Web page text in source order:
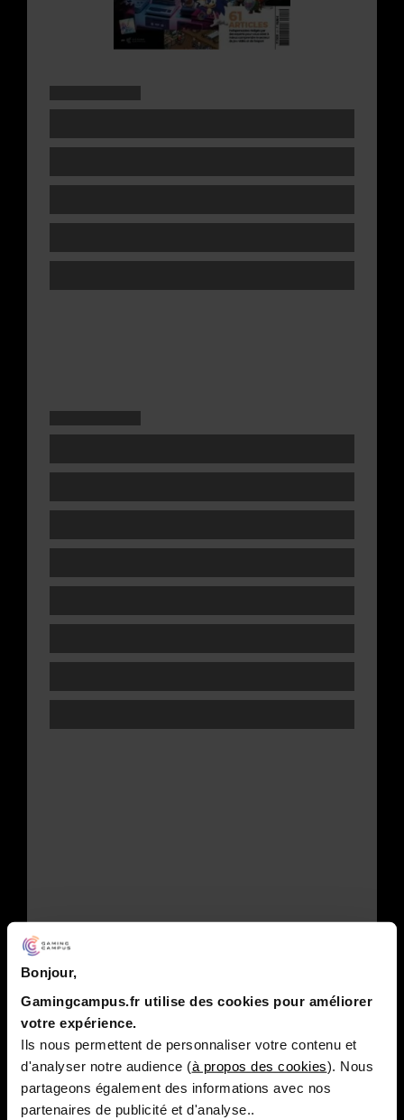
Bonjour,
Gamingcampus.fr utilise des cookies pour améliorer
votre expérience.
Ils nous permettent de personnaliser votre contenu et
d'analyser notre audience (à propos des cookies). Nous
partageons également des informations avec nos
partenaires de publicité et d'analyse..